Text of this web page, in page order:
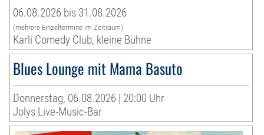
06.08.2026 bis 31.08.2026
(mehrere Einzeltermine im Zeitraum)
Karli Comedy Club, kleine Bühne
Blues Lounge mit Mama Basuto
Donnerstag, 06.08.2026 | 20:00 Uhr
Jolys Live-Music-Bar